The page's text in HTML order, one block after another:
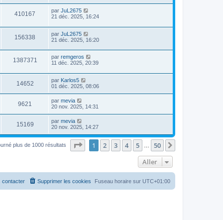
410167 par JuL2675
21 déc. 2025, 16:24
156338 par JuL2675
21 déc. 2025, 16:20
1387371 par remgeros
11 déc. 2025, 20:39
14652 par Karlos5
01 déc. 2025, 08:06
9621 par mevia
20 nov. 2025, 14:31
15169 par mevia
20 nov. 2025, 14:27
plus de 1000 résultats Page sur50
1 2 3 4 5 50
Aller
Fuseau horaire sur UTC+01:00
Supprimer les cookies
contacter